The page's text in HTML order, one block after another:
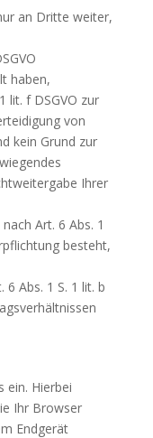
an Dritte weiter,
haben,
lit. f DSGVO zur
von
kein Grund zur
Ihrer
Art. 6 Abs. 1
besteht,
6 Abs. 1 S. 1 lit. b
ein. Hierbei
Ihr Browser
Endgerät